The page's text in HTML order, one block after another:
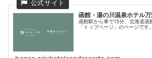
函館・湯の川温泉ホテル万
函館駅から車で15分、北海道函
「トップページ」のページです。